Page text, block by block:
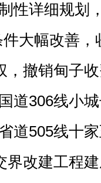
性详细规划
大幅改善
，撤销甸子
道306线小
道505线十
界改建工程